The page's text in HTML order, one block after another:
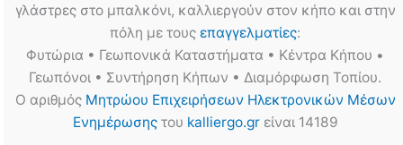
γλάστρες στο μπαλκόνι, καλλιεργούν στον κήπο και στην
πόλη με τους επαγγελματίες:
Φυτώρια • Γεωπονικά Καταστήματα • Κέντρα Κήπου •
Γεωπόνοι • Συντήρηση Κήπων • Διαμόρφωση Τοπίου.
Ο αριθμός Μητρώου Επιχειρήσεων Ηλεκτρονικών Μέσων
Ενημέρωσηςτου kalliergo.grείναι 14189